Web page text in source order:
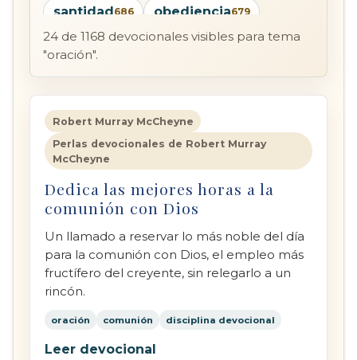
santidad686 obediencia679
humildad660 salvación655
providencia
arrepentimiento
24 de 1168 devocionales visibles para tema
"oración".
Robert Murray McCheyne
Perlas devocionales de Robert Murray
McCheyne
Dedica las mejores horas a la
comunión con Dios
Un llamado a reservar lo más noble del día
para la comunión con Dios, el empleo más
fructífero del creyente, sin relegarlo a un
rincón.
oración comunión disciplina devocional
Leer devocional